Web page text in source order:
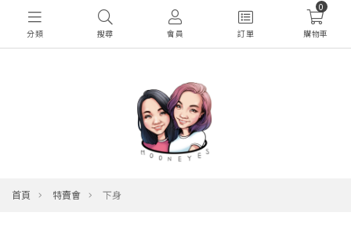
分類 搜尋 會員 訂單
0
購物車
首頁 特賣會 下身